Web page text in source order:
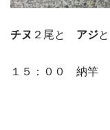
チヌ ２尾と アジと
１５：００ 納竿